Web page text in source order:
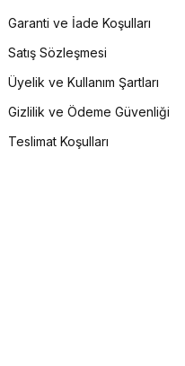
Garanti ve İade Koşulları
Satış Sözleşmesi
Üyelik ve Kullanım Şartları
Gizlilik ve Ödeme Güvenliği
Teslimat Koşulları